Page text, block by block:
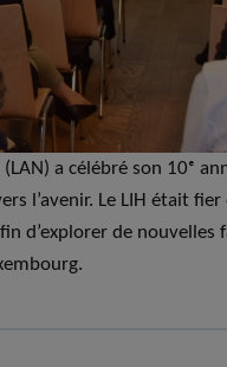
a célébré son 10ᵉ
l’avenir. Le LIH était
d’explorer de nouvelles